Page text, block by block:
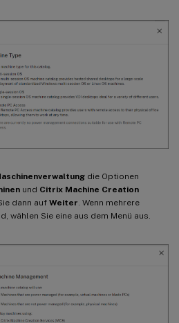
die Optionen
und Citrix Machine Creation
dann auf Weiter. Wenn mehrere
wählen Sie eine aus dem Menü aus.